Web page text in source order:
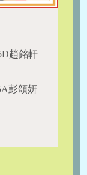
趙銘軒
彭頌妍